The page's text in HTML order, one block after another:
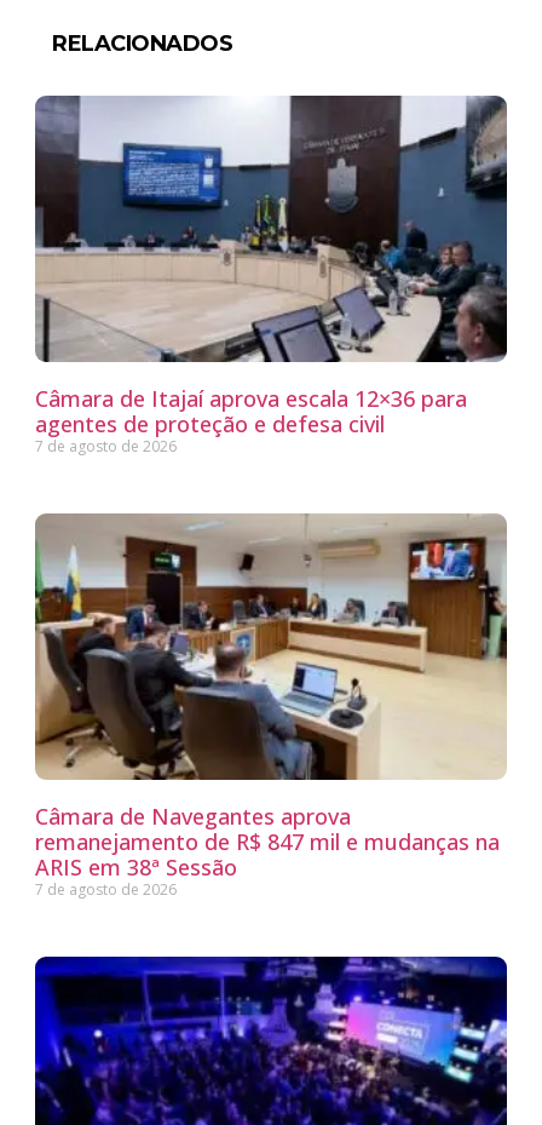
RELACIONADOS
Câmara de Itajaí aprova escala 12×36 para
agentes de proteção e defesa civil
7 de agosto de 2026
Câmara de Navegantes aprova
remanejamento de R$ 847 mil e mudanças na
ARIS em 38ª Sessão
7 de agosto de 2026